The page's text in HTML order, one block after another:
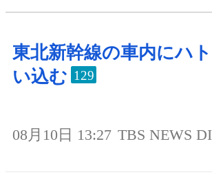
東北新幹線の車内にハ
い込む 129
08月10日 13:27 TBS NEWS